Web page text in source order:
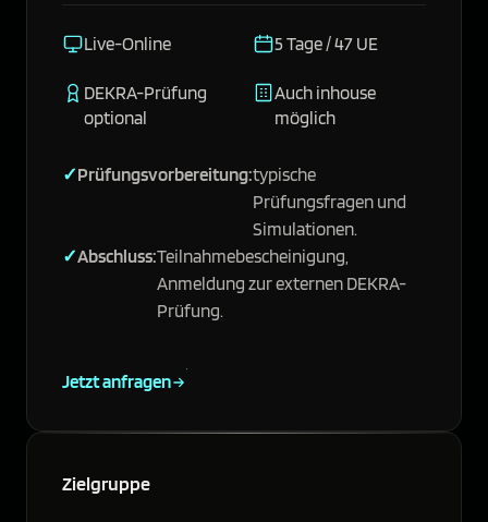
Live-Online 5 Tage / 47 UE
DEKRA-Prüfung
optional
Auch inhouse
möglich
Prüfungsvorbereitung:typische
Prüfungsfragen und
Simulationen.
Abschluss:Teilnahmebescheinigung,
Anmeldung zur externen DEKRA-
Prüfung.
Jetzt anfragen
Zielgruppe